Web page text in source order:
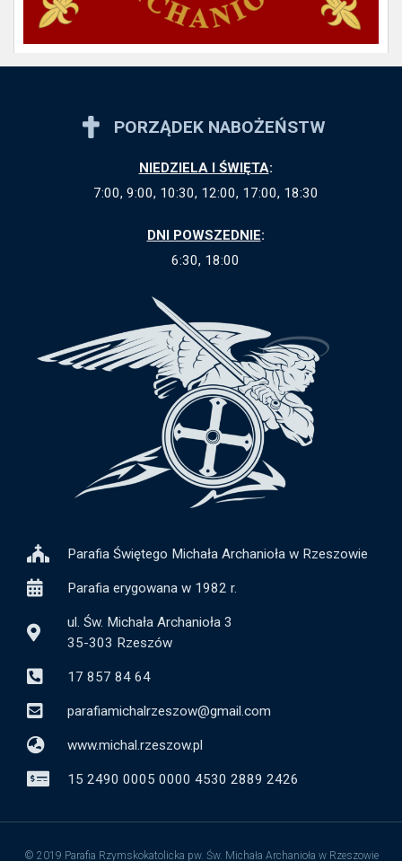
Parafia Świętego Michała Archanioła w Rzeszowie
Parafia erygowana w 1982 r.
ul. Św. Michała Archanioła 3
35-303 Rzeszów
17 857 84 64
parafiamichalrzeszow@gmail.com
www.michal.rzeszow.pl
15 2490 0005 0000 4530 2889 2426
PORZĄDEK NABOŻEŃSTW
NIEDZIELA I ŚWIĘTA:
7:00, 9:00, 10:30, 12:00, 17:00, 18:30
DNI POWSZEDNIE:
6:30, 18:00
© 2019 Parafia Rzymskokatolicka pw. Św. Michała Archanioła w Rzeszowie